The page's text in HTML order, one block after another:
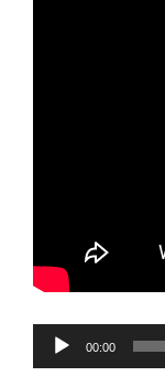
Reproductor
00:00